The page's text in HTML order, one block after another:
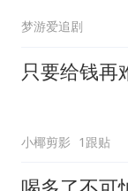
梦游爱追剧
只要给钱再
小椰剪影 1跟贴